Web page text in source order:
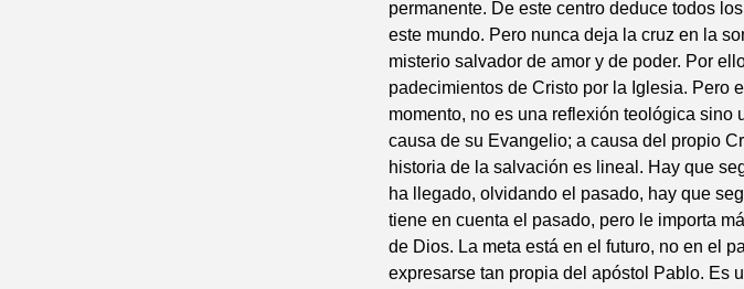
permanente. De este centro deduce todos
este mundo. Pero nunca deja la cruz en la
misterio salvador de amor y de poder. Por
padecimientos de Cristo por la Iglesia. Pero
momento, no es una reflexión teológica
causa de su Evangelio; a causa del propio
historia de la salvación es lineal. Hay que
ha llegado, olvidando el pasado, hay que
tiene en cuenta el pasado, pero le importa
de Dios. La meta está en el futuro, no en el
expresarse tan propia del apóstol Pablo. Es